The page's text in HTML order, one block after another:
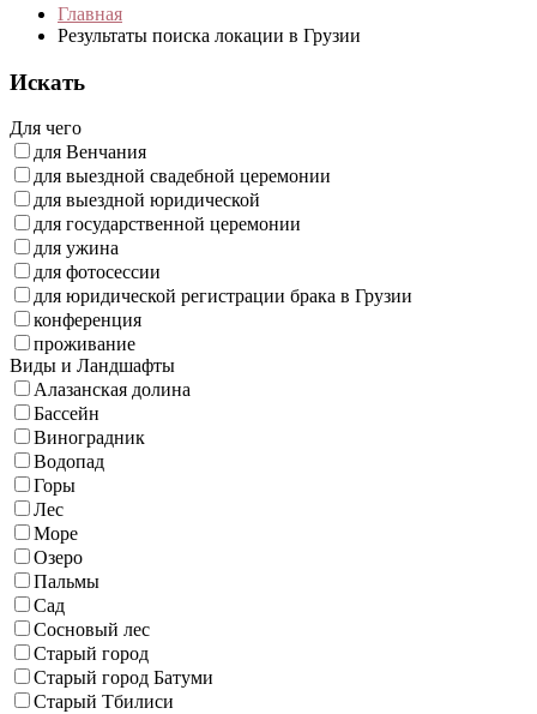
Главная
Результаты поиска локации в Грузии
Искать
Для чего
для Венчания
для выездной свадебной церемонии
для выездной юридической
для государственной церемонии
для ужина
для фотосессии
для юридической регистрации брака в Грузии
конференция
проживание
Виды и Ландшафты
Алазанская долина
Бассейн
Виноградник
Водопад
Горы
Лес
Море
Озеро
Пальмы
Сад
Сосновый лес
Старый город
Старый город Батуми
Старый Тбилиси